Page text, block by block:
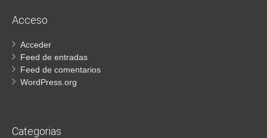
Acceso
Acceder
Feed de entradas
Feed de comentarios
WordPress.org
Categorias